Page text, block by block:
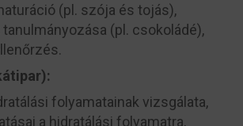
(pl. szója és tojás),
(pl. csokoládé),
folyamatainak vizsgálata,
a hidratálási folyamatra,